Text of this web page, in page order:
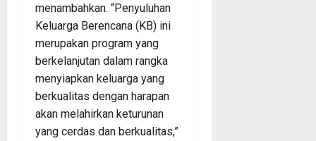
menambahkan. “Penyuluhan
Keluarga Berencana (KB) ini
merupakan program yang
berkelanjutan dalam rangka
menyiapkan keluarga yang
berkualitas dengan harapan
akan melahirkan keturunan
yang cerdas dan berkualitas,”